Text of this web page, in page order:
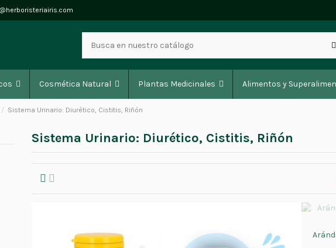
Cosmética Natural Plantas Medicinales Alimentos y
Sistema Urinario: Diurético, Cistitis, Riñón
Sistema Urinario: Diurético, Cistitis, Riñón